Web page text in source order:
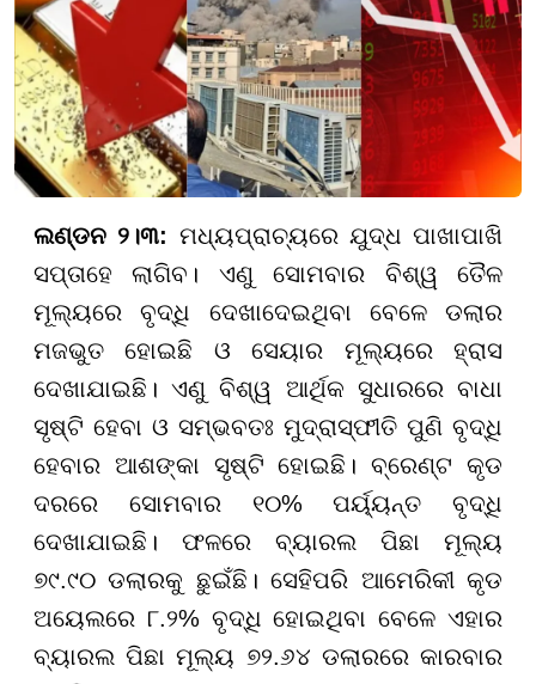
ଲଣ୍ଡନ ୨।୩: ମଧ୍ୟପ୍ରାଚ୍ୟରେ ଯୁଦ୍ଧ ପାଖାପାଖି
ସପ୍ତାହେ ଲାଗିବ। ଏଣୁ ସୋମବାର ବିଶ୍ୱ ତୈଳ
ମୂଲ୍ୟରେ ବୃଦ୍ଧି ଦେଖାଦେଇଥିବା ବେଳେ ଡଲାର
ମଜଭୁତ ହୋଇଛି ଓ ସେୟାର ମୂଲ୍ୟରେ ହ୍ରାସ
ଦେଖାଯାଇଛି। ଏଣୁ ବିଶ୍ୱ ଆର୍ଥିକ ସୁଧାରରେ ବାଧା
ସୃଷ୍ଟି ହେବା ଓ ସମ୍ଭବତଃ ମୁଦ୍ରାସ୍ଫୀତି ପୁଣି ବୃଦ୍ଧି
ହେବାର ଆଶଙ୍କା ସୃଷ୍ଟି ହୋଇଛି। ବ୍ରେଣ୍ଟ କୃଡ
ଦରରେ ସୋମବାର ୧୦% ପର୍ୟ୍ୟନ୍ତ ବୃଦ୍ଧି
ଦେଖାଯାଇଛି। ଫଳରେ ବ୍ୟାରଲ ପିଛା ମୂଲ୍ୟ
୭୯.୯୦ ଡଲାରକୁ ଛୁଇଁଛି। ସେହିପରି ଆମେରିକୀ କୃଡ
ଅୟେଲରେ ୮.୨% ବୃଦ୍ଧି ହୋଇଥିବା ବେଳେ ଏହାର
ବ୍ୟାରଲ ପିଛା ମୂଲ୍ୟ ୭୨.୬୪ ଡଲାରରେ କାରବାର